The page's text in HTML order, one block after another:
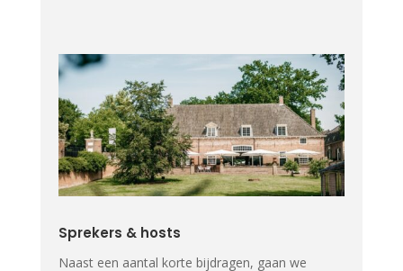
Sprekers & hosts
Naast een aantal korte bijdragen, gaan we